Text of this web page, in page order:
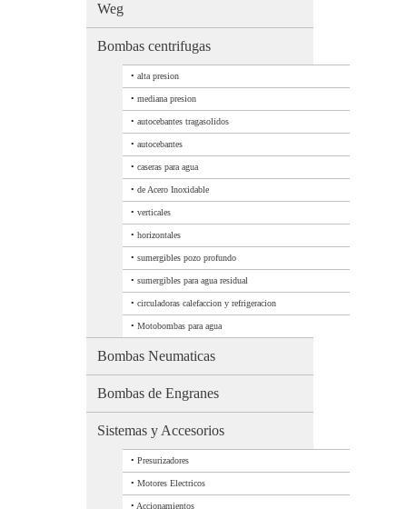
Weg
Bombas centrifugas
• alta presion
• mediana presion
• autocebantes tragasolidos
• autocebantes
• caseras para agua
• de Acero Inoxidable
• verticales
• horizontales
• sumergibles pozo profundo
• sumergibles para agua residual
• circuladoras calefaccion y refrigeracion
• Motobombas para agua
Bombas Neumaticas
Bombas de Engranes
Sistemas y Accesorios
• Presurizadores
• Motores Electricos
• Accionamientos